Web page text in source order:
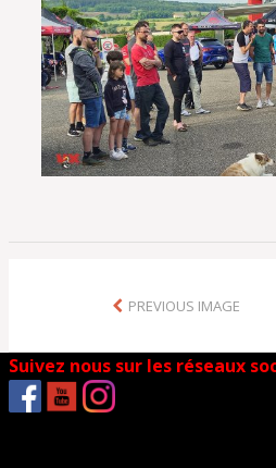
PREVIOUS IMAGE
Suivez nous sur les réseaux